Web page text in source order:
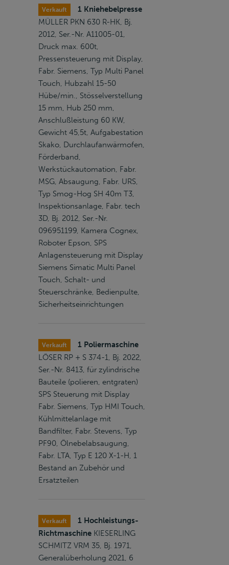
Verkauft
1 Kniehebelpresse
MÜLLER PKN 630 R-HK, Bj.
2012, Ser.-Nr. A11005-01,
Druck max. 600t,
Pressensteuerung mit Display,
Fabr. Siemens, Typ Multi Panel
Touch, Hubzahl 15-50
Hübe/min., Stösselverstellung
15 mm, Hub 250 mm,
Anschlußleistung 60 KW,
Gewicht 45,5t, Aufgabestation
Skako, Durchlaufanwärmofen,
Förderband,
Werkstückautomation, Fabr.
MSG, Absaugung, Fabr. URS,
Typ Smog-Hog SH 40m T3,
Inspektionsanlage, Fabr. tech
3D, Bj. 2012, Ser.-Nr.
096951199, Kamera Cognex,
Roboter Epson, SPS
Anlagensteuerung mit Display
Siemens Simatic Multi Panel
Touch, Schalt- und
Steuerschränke, Bedienpulte,
Sicherheitseinrichtungen
Verkauft
1 Poliermaschine
LÖSER RP + S 374-1, Bj. 2022,
Ser.-Nr. 8413, für zylindrische
Bauteile (polieren, entgraten)
SPS Steuerung mit Display
Fabr. Siemens, Typ HMI Touch,
Kühlmittelanlage mit
Bandfilter, Fabr. Stevens, Typ
PF90, Ölnebelabsaugung,
Fabr. LTA, Typ E 120 X-1-H, 1
Bestand an Zubehör und
Ersatzteilen
Verkauft
1 Hochleistungs-
Richtmaschine KIESERLING
SCHMITZ VRM 35, Bj. 1971,
Generalüberholung 2021, 6